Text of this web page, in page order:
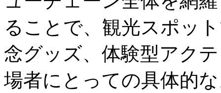
ることで、観光スポッ
念グッズ、体験型アク
場者にとっての具体的